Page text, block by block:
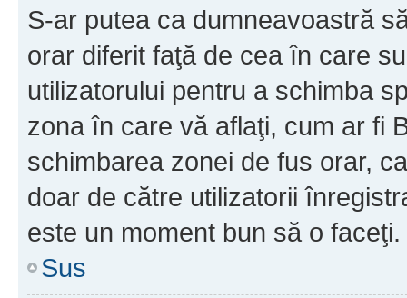
S-ar putea ca dumneavoastră
orar diferit faţă de cea în care
utilizatorului pentru a schimba
zona în care vă aflaţi, cum ar fi
schimbarea zonei de fus orar,
doar de către utilizatorii
este un moment bun să o faceţi.
Sus